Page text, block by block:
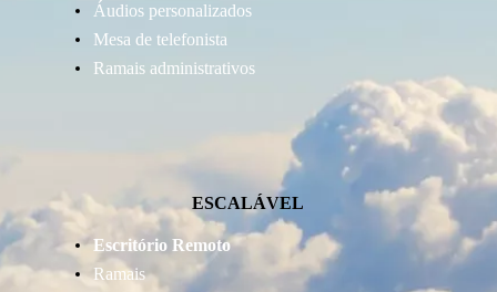
Áudios personalizados
Mesa de telefonista
Ramais administrativos
ESCALÁVEL
Escritório Remoto
Ramais